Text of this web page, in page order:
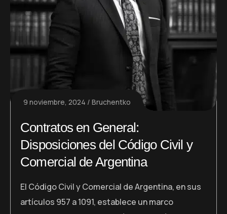
9 noviembre, 2024 Bruchentko
Contratos en General:
Disposiciones del Código Civil y
Comercial de Argentina
El Código Civil y Comercial de Argentina, en sus
artículos 957 a 1091, establece un marco